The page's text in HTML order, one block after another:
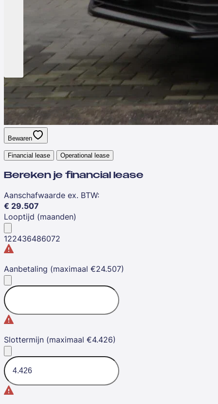
Bewaren
Financial lease Operational lease
Bereken je financial lease
Aanschafwaarde ex. BTW:
€ 29.507
Looptijd (maanden)
122436486072
Aanbetaling (maximaal €24.507)
Slottermijn (maximaal €4.426)